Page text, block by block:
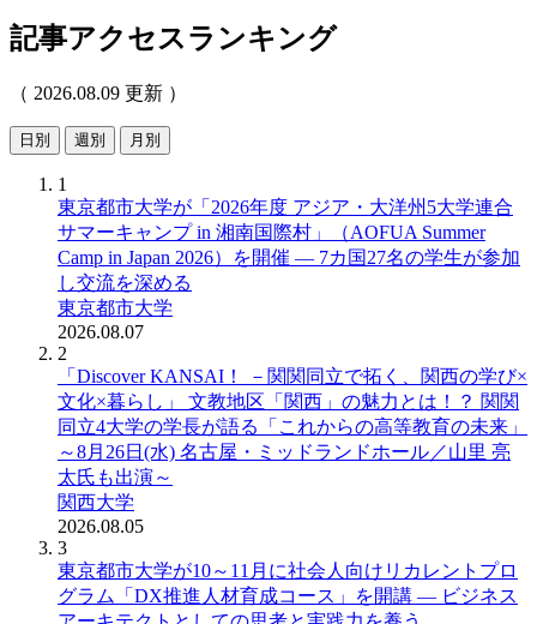
記事アクセスランキング
（ 2026.08.09 更新 ）
日別 週別 月別
1
東京都市大学が「2026年度 アジア・大洋州5大学連合
サマーキャンプ in 湘南国際村」（AOFUA Summer
Camp in Japan 2026）を開催 ― 7カ国27名の学生が参加
し交流を深める
東京都市大学
2026.08.07
2
「Discover KANSAI！ －関関同立で拓く、関西の学び×
文化×暮らし」 文教地区「関西」の魅力とは！？ 関関
同立4大学の学長が語る「これからの高等教育の未来」
～8月26日(水) 名古屋・ミッドランドホール／山里 亮
太氏も出演～
関西大学
2026.08.05
3
東京都市大学が10～11月に社会人向けリカレントプロ
グラム「DX推進人材育成コース」を開講 ― ビジネス